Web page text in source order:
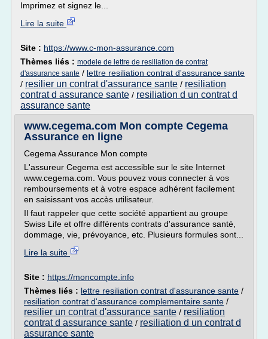
Imprimez et signez le...
Lire la suite
Site : https://www.c-mon-assurance.com
Thèmes liés : modele de lettre de resiliation de contrat
d'assurance sante / lettre resiliation contrat d'assurance sante
/ resilier un contrat d'assurance sante / resiliation
contrat d assurance sante / resiliation d un contrat d
assurance sante
www.cegema.com Mon compte Cegema
Assurance en ligne
Cegema Assurance Mon compte
L'assureur Cegema est accessible sur le site Internet
www.cegema.com. Vous pouvez vous connecter à vos
remboursements et à votre espace adhérent facilement
en saisissant vos accès utilisateur.
Il faut rappeler que cette société appartient au groupe
Swiss Life et offre différents contrats d'assurance santé,
dommage, vie, prévoyance, etc. Plusieurs formules sont...
Lire la suite
Site : https://moncompte.info
Thèmes liés : lettre resiliation contrat d'assurance sante /
resiliation contrat d'assurance complementaire sante /
resilier un contrat d'assurance sante / resiliation
contrat d assurance sante / resiliation d un contrat d
assurance sante